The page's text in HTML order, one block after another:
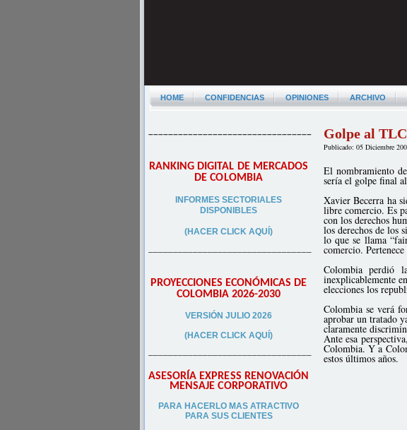
HOME CONFIDENCIAS OPINIONES ARCHIVO
–––––––––––––––––––––––––––––––––
RANKING DIGITAL DE MERCADOS
DE COLOMBIA
INFORMES SECTORIALES
DISPONIBLES
(HACER CLICK AQUÍ)
–––––––––––––––––––––––––––––––––
PROYECCIONES ECONÓMICAS DE
COLOMBIA 2026-2030
VERSIÓN JULIO 2026
(HACER CLICK AQUÍ)
–––––––––––––––––––––––––––––––––
ASESORÍA EXPRESS RENOVACIÓN
MENSAJE CORPORATIVO
PARA HACERLO MAS ATRACTIVO
PARA SUS CLIENTES
Golpe al
Publicado: 05 Diciembre
El nombramiento
sería el golpe final
Xavier Becerra ha
libre comercio. Es
con los derechos
los derechos de los
lo que se llama
comercio.
Colombia perdió
inexplicablemente
elecciones los
Colombia se verá
aprobar un tratado
claramente
Ante esa
Colombia. Y a
estos últimos años.